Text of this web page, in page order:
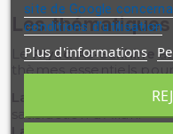
Les
LeRiyâd As-Salihine
thèmes essentiels
:
satisfaction d'Allah.
site de Google
conditions d'utilisation
Plus d'informations